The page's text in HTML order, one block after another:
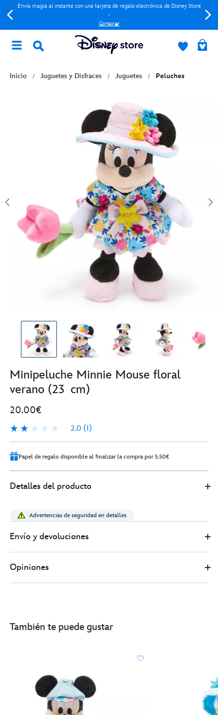
Envía magia al instante con una tarjeta de regalo electrónica de Disney Store
-
Comprar
Inicio Juguetes y Disfraces Juguetes Peluches
Minipeluche Minnie Mouse floral
verano (23 cm)
20.00€
2.0 (1)
2.0
1
Papel de regalo disponible al finalizar la compra por 5.50€
Store
20.00
minnie-
mouse-
floral-
415150952398.html
http://schema.org/InStock
Detalles del producto
Advertencias de seguridad en detalles
Envío y devoluciones
Opiniones
También te puede gustar